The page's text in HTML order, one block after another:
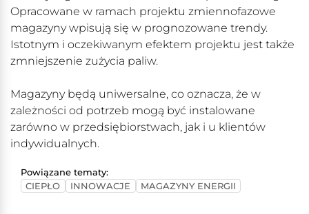
Opracowane w ramach projektu zmiennofazowe
magazyny wpisują się w prognozowane trendy.
Istotnym i oczekiwanym efektem projektu jest także
zmniejszenie zużycia paliw.
Magazyny będą uniwersalne, co oznacza, że w
zależności od potrzeb mogą być instalowane
zarówno w przedsiębiorstwach, jak i u klientów
indywidualnych.
Powiązane tematy:
CIEPŁO
INNOWACJE MAGAZYNY ENERGII